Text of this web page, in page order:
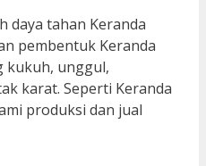
daya tahan Keranda
pembentuk Keranda
kukuh, unggul,
karat. Seperti Keranda
produksi dan jual